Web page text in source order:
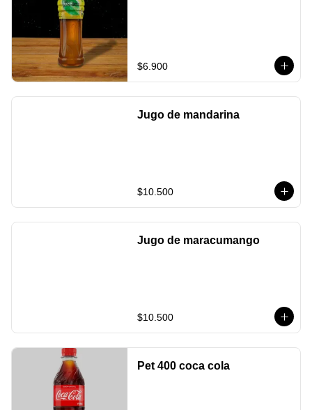
$6.900
Jugo de mandarina
$10.500
Jugo de maracumango
$10.500
Pet 400 coca cola